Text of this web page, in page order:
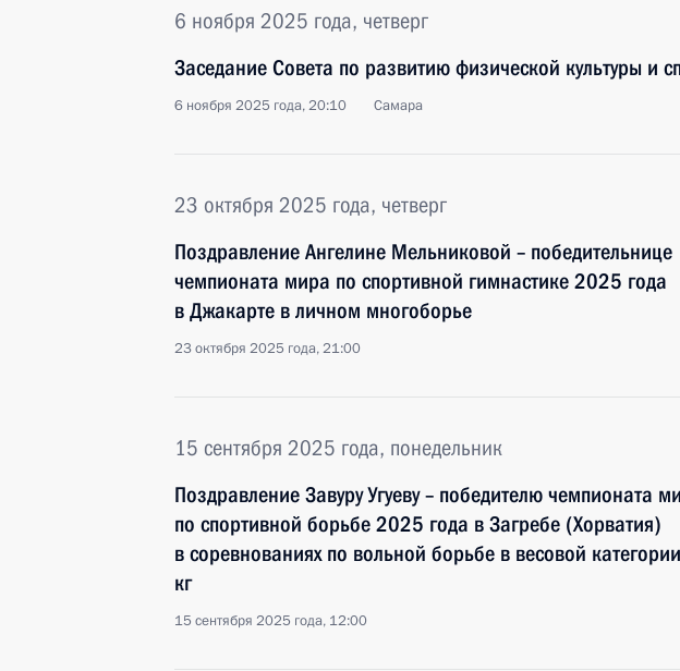
6 ноября 2025 года, четверг
Заседание Совета по развитию физической культуры и
6 ноября 2025 года, 20:10 Самара
23 октября 2025 года, четверг
Поздравление Ангелине Мельниковой – победительнице
чемпионата мира по спортивной гимнастике 2025 года
в Джакарте в личном многоборье
23 октября 2025 года, 21:00
15 сентября 2025 года, понедельник
Поздравление Завуру Угуеву – победителю чемпионата
по спортивной борьбе 2025 года в Загребе (Хорватия)
в соревнованиях по вольной борьбе в весовой
кг
15 сентября 2025 года, 12:00